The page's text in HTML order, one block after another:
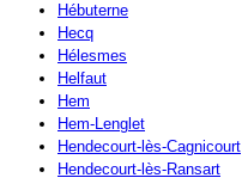
Hébuterne
Hecq
Hélesmes
Helfaut
Hem
Hem-Lenglet
Hendecourt-lès-Cagnicourt
Hendecourt-lès-Ransart